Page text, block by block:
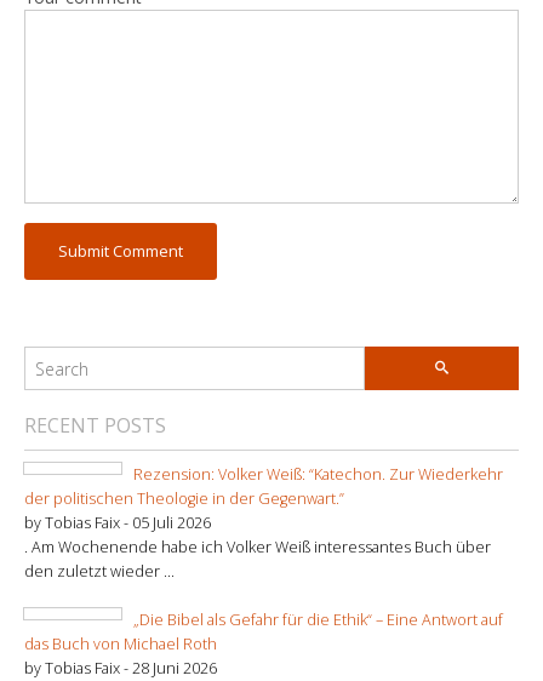
RECENT POSTS
Rezension: Volker Weiß: “Katechon. Zur Wiederkehr
der politischen Theologie in der Gegenwart.”
by Tobias Faix - 05 Juli 2026
. Am Wochenende habe ich Volker Weiß interessantes Buch über
den zuletzt wieder ...
„Die Bibel als Gefahr für die Ethik“ – Eine Antwort auf
das Buch von Michael Roth
by Tobias Faix -28 Juni 2026